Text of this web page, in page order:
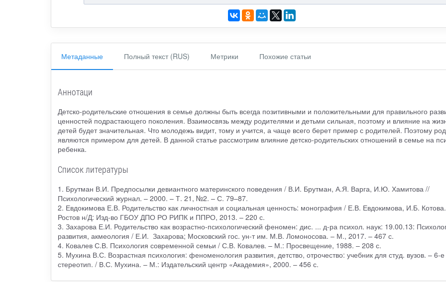
Метаданные Полный текст (RUS) Метрики Похожие статьи
Аннотаци
Детско-родительские отношения в семье должны быть всегда позитивными и положительными для правильного
ценностей подрастающего поколения. Взаимосвязь между родителями и детьми сильная, поэтому и влияние на
детей будет значительная. Что молодежь видит, тому и учится, а чаще всего берет пример с родителей. Поэтому
являются примером для детей. В данной статье рассмотрим влияние детско-родительских отношений в семье на
ребенка.
Список литературы
1. Брутман В.И. Предпосылки девиантного материнского поведения / В.И. Брутман, А.Я. Варга, И.Ю. Хамитова //
Психологический журнал. – 2000. – Т. 21, №2. – С. 79–87.
2. Евдокимова Е.В. Родительство как личностная и социальная ценность: монография / Е.В. Евдокимова, И.Б.
Ростов н/Д: Изд-во ГБОУ ДПО РО РИПК и ППРО, 2013. – 220 с.
3. Захарова Е.И. Родительство как возрастно-психологический феномен: дис. ... д-ра психол. наук: 19.00.13:
развития, акмеология / Е.И. Захарова; Московский гос. ун-т им. М.В. Ломоносова. – М., 2017. – 467 с.
4. Ковалев С.В. Психология современной семьи / С.В. Ковалев. – М.: Просвещение, 1988. – 208 с.
5. Мухина В.С. Возрастная психология: феноменология развития, детство, отрочество: учебник для студ. вузов. – 6-е
стереотип. / В.С. Мухина. – М.: Издательский центр «Академия», 2000. – 456 с.